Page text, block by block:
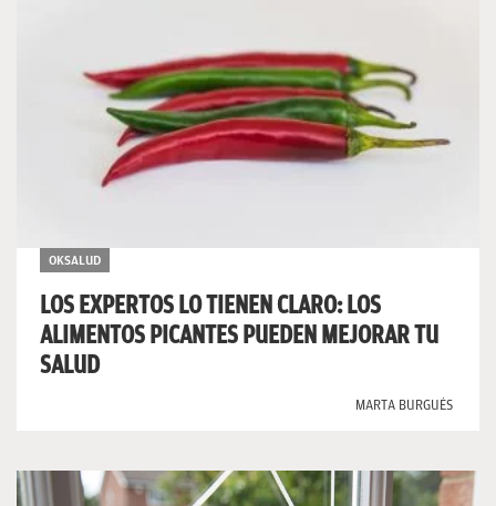
OKSALUD
LOS EXPERTOS LO TIENEN CLARO: LOS
ALIMENTOS PICANTES PUEDEN MEJORAR TU
SALUD
MARTA BURGUÉS